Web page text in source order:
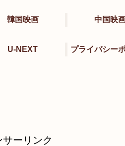
韓国映画 中国映
U-NEXT プライバシー
サーリンク